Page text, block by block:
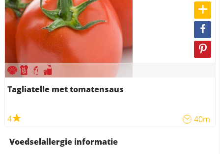
Tagliatelle met tomatensaus
4 40m
Voedselallergie informatie